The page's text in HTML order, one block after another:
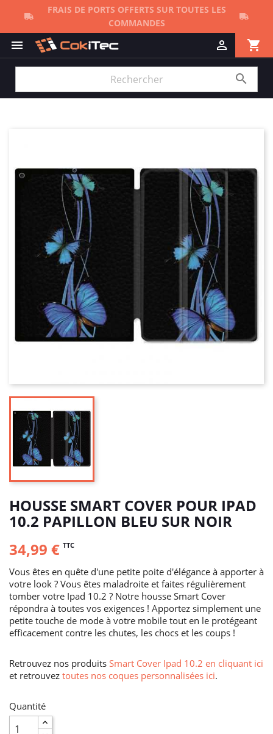
FRAIS DE PORTS OFFERTS SUR TOUTES LES
COMMANDES
 shopping_cart


HOUSSE SMART COVER POUR IPAD
10.2 PAPILLON BLEU SUR NOIR
34,99 € TTC
Vous êtes en quête d'une petite poite d'élégance à apporter à
votre look ? Vous êtes maladroite et faites régulièrement
tomber votre Ipad 10.2 ? Notre housse Smart Cover
répondra à toutes vos exigences ! Apportez simplement une
petite touche de mode à votre mobile tout en le protégeant
efficacement contre les chutes, les chocs et les coups !
Retrouvez nos produits Smart Cover Ipad 10.2 en cliquant ici
et retrouvez toutes nos coques personnalisées ici.
Quantité